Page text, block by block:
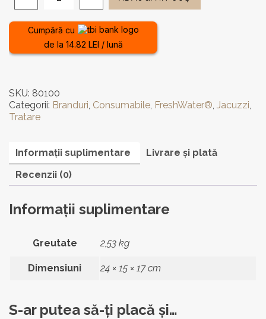
dedurizator
Vanishing
Act
Cumpără cu
de la 14.82 LEI / lună
SKU: 80100
Categorii: Branduri Consumabile FreshWater® Jacuzzi
Tratare
Informații suplimentare
Livrare și plată
Recenzii (0)
Informații suplimentare
Greutate 2,53 kg
Dimensiuni 24 × 15 × 17 cm
S-ar putea să-ți placă și…